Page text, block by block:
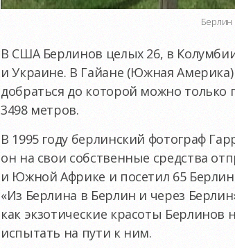
В США Берлинов целых 26, в
и Украине. В Гайане (Южная Америка)
добраться до которой можно только
3498 метров.
В 1995 году берлинский фотограф
он на свои собственные средства
и Южной Африке и посетил 65
«Из Берлина в Берлин и через
как экзотические красоты
испытать на пути к ним.